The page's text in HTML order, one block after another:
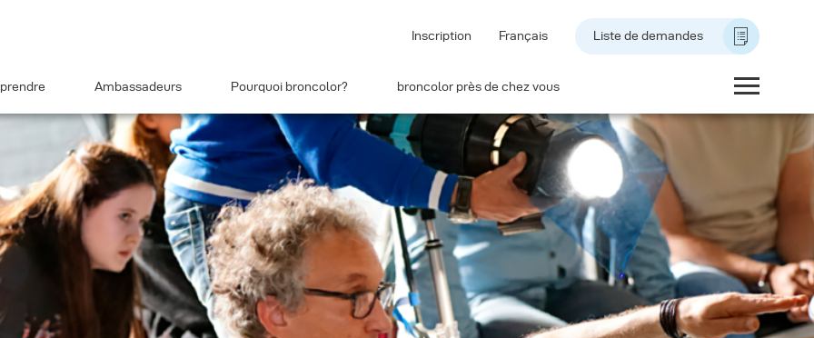
Inscription Français Liste de demandes
Ambassadeurs Pourquoi broncolor? broncolor près de chez vous